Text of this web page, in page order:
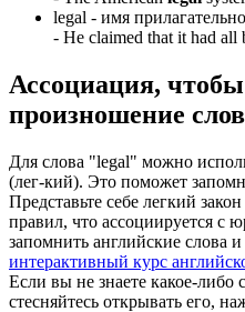
legal - имя
- He claimed that it had all
Ассоциация,
произношение
Для слова "legal" можно
(лег-кий). Это поможет
Представьте себе легкий
правил, что ассоциируется с
запомнить английские слова
интерактивный курс
Если вы не знаете какое-
стесняйтесь открывать его,